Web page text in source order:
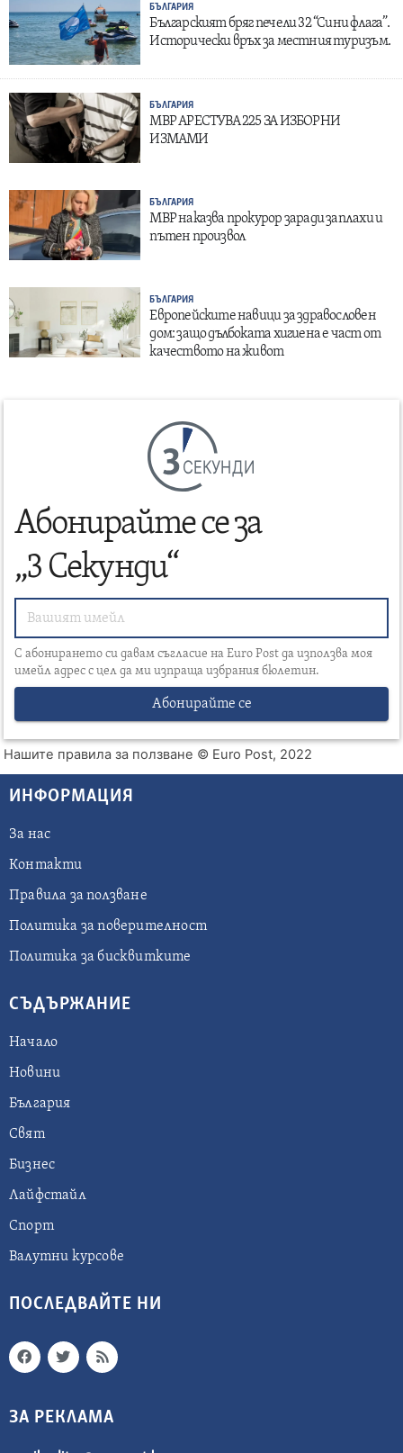
БЪЛГАРИЯ
Българският бряг печели 32 “Сини флага”.
Исторически връх за местния туризъм.
БЪЛГАРИЯ
МВР АРЕСТУВА 225 ЗА ИЗБОРНИ
ИЗМАМИ
БЪЛГАРИЯ
МВР наказва прокурор заради заплахи и
пътен произвол
БЪЛГАРИЯ
Европейските навици за здравословен
дом: защо дълбоката хигиена е част от
качеството на живот
СЕКУНДИ
Абонирайте се за
„3 Секунди“
С абонирането си давам съгласие на Euro Post да използва моя
имейл адрес с цел да ми изпраща избрания бюлетин.
Абонирайте се
Нашите правила за ползване © Euro Post, 2022
ИНФОРМАЦИЯ
За нас
Контакти
Правила за ползване
Политика за поверителност
Политика за бисквитките
СЪДЪРЖАНИЕ
Начало
Новини
България
Свят
Бизнес
Лайфстайл
Спорт
Валутни курсове
ПОСЛЕДВАЙТЕ НИ
ЗА РЕКЛАМА